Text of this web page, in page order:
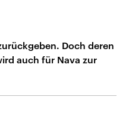
Doch deren
auch für Nava zur